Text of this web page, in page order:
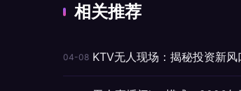
相关推荐
04-08 KTV无人现场：揭秘投资新